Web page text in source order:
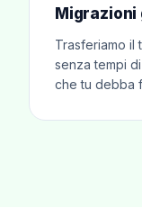
Migrazioni
Trasferiamo il
senza tempi
che tu debba